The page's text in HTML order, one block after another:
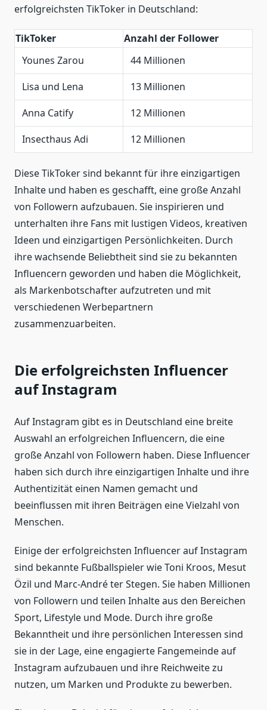
erfolgreichsten TikToker in Deutschland:
TikToker
Anzahl der Follower
Younes Zarou
44 Millionen
Lisa und Lena
13 Millionen
Anna Catify
12 Millionen
Insecthaus Adi
12 Millionen
Diese TikToker sind bekannt für ihre einzigartigen
Inhalte und haben es geschafft, eine große Anzahl
von Followern aufzubauen. Sie inspirieren und
unterhalten ihre Fans mit lustigen Videos, kreativen
Ideen und einzigartigen Persönlichkeiten. Durch
ihre wachsende Beliebtheit sind sie zu bekannten
Influencern geworden und haben die Möglichkeit,
als Markenbotschafter aufzutreten und mit
verschiedenen Werbepartnern
zusammenzuarbeiten.
Die erfolgreichsten Influencer
auf Instagram
Auf Instagram gibt es in Deutschland eine breite
Auswahl an erfolgreichen Influencern, die eine
große Anzahl von Followern haben. Diese Influencer
haben sich durch ihre einzigartigen Inhalte und ihre
Authentizität einen Namen gemacht und
beeinflussen mit ihren Beiträgen eine Vielzahl von
Menschen.
Einige der erfolgreichsten Influencer auf Instagram
sind bekannte Fußballspieler wie Toni Kroos, Mesut
Özil und Marc-André ter Stegen. Sie haben Millionen
von Followern und teilen Inhalte aus den Bereichen
Sport, Lifestyle und Mode. Durch ihre große
Bekanntheit und ihre persönlichen Interessen sind
sie in der Lage, eine engagierte Fangemeinde auf
Instagram aufzubauen und ihre Reichweite zu
nutzen, um Marken und Produkte zu bewerben.